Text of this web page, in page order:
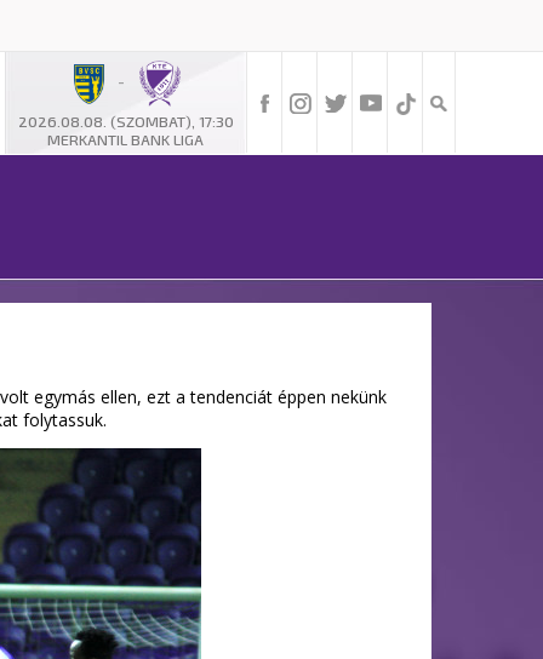
-
2026.08.08. (SZOMBAT), 17:30
MERKANTIL BANK LIGA
egymás ellen, ezt a tendenciát éppen nekünk
folytassuk.